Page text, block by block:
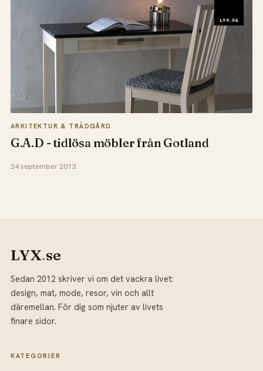
ARKITEKTUR & TRÄDGÅRD
G.A.D - tidlösa möbler från Gotland
24 september 2013
LYX.se
Sedan 2012 skriver vi om det vackra livet:
design, mat, mode, resor, vin och allt
däremellan. För dig som njuter av livets
finare sidor.
KATEGORIER